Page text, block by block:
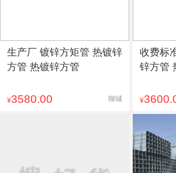
生产厂 镀锌方矩管 热镀锌
方管 热镀锌方管
¥3580.00 聊城
收费标
锌方管
¥